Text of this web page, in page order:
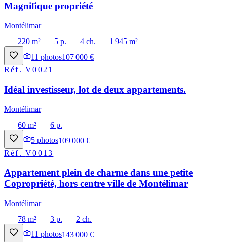
Magnifique propriété
Montélimar
220 m²
5 p. 4 ch.
1 945 m²
11 photos107 000 €
Réf.V0021
Idéal investisseur, lot de deux appartements.
Montélimar
60 m²
6 p.
5 photos109 000 €
Réf.V0013
Appartement plein de charme dans une petite
Copropriété, hors centre ville de Montélimar
Montélimar
78 m²
3 p.
2 ch.
11 photos143 000 €